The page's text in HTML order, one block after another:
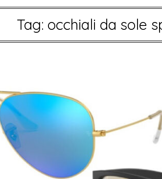
Tag: occhiali da sole